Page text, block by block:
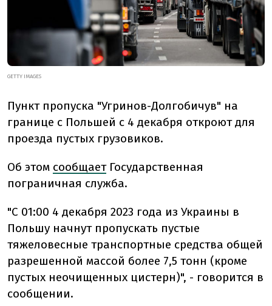
GETTY IMAGES
Пункт пропуска "Угринов-Долгобичув" на
границе с Польшей с 4 декабря откроют для
проезда пустых грузовиков.
Об этом сообщаетГосударственная
пограничная служба.
"С 01:00 4 декабря 2023 года из Украины в
Польшу начнут пропускать пустые
тяжеловесные транспортные средства общей
разрешенной массой более 7,5 тонн (кроме
пустых неочищенных цистерн)", - говорится в
сообщении.